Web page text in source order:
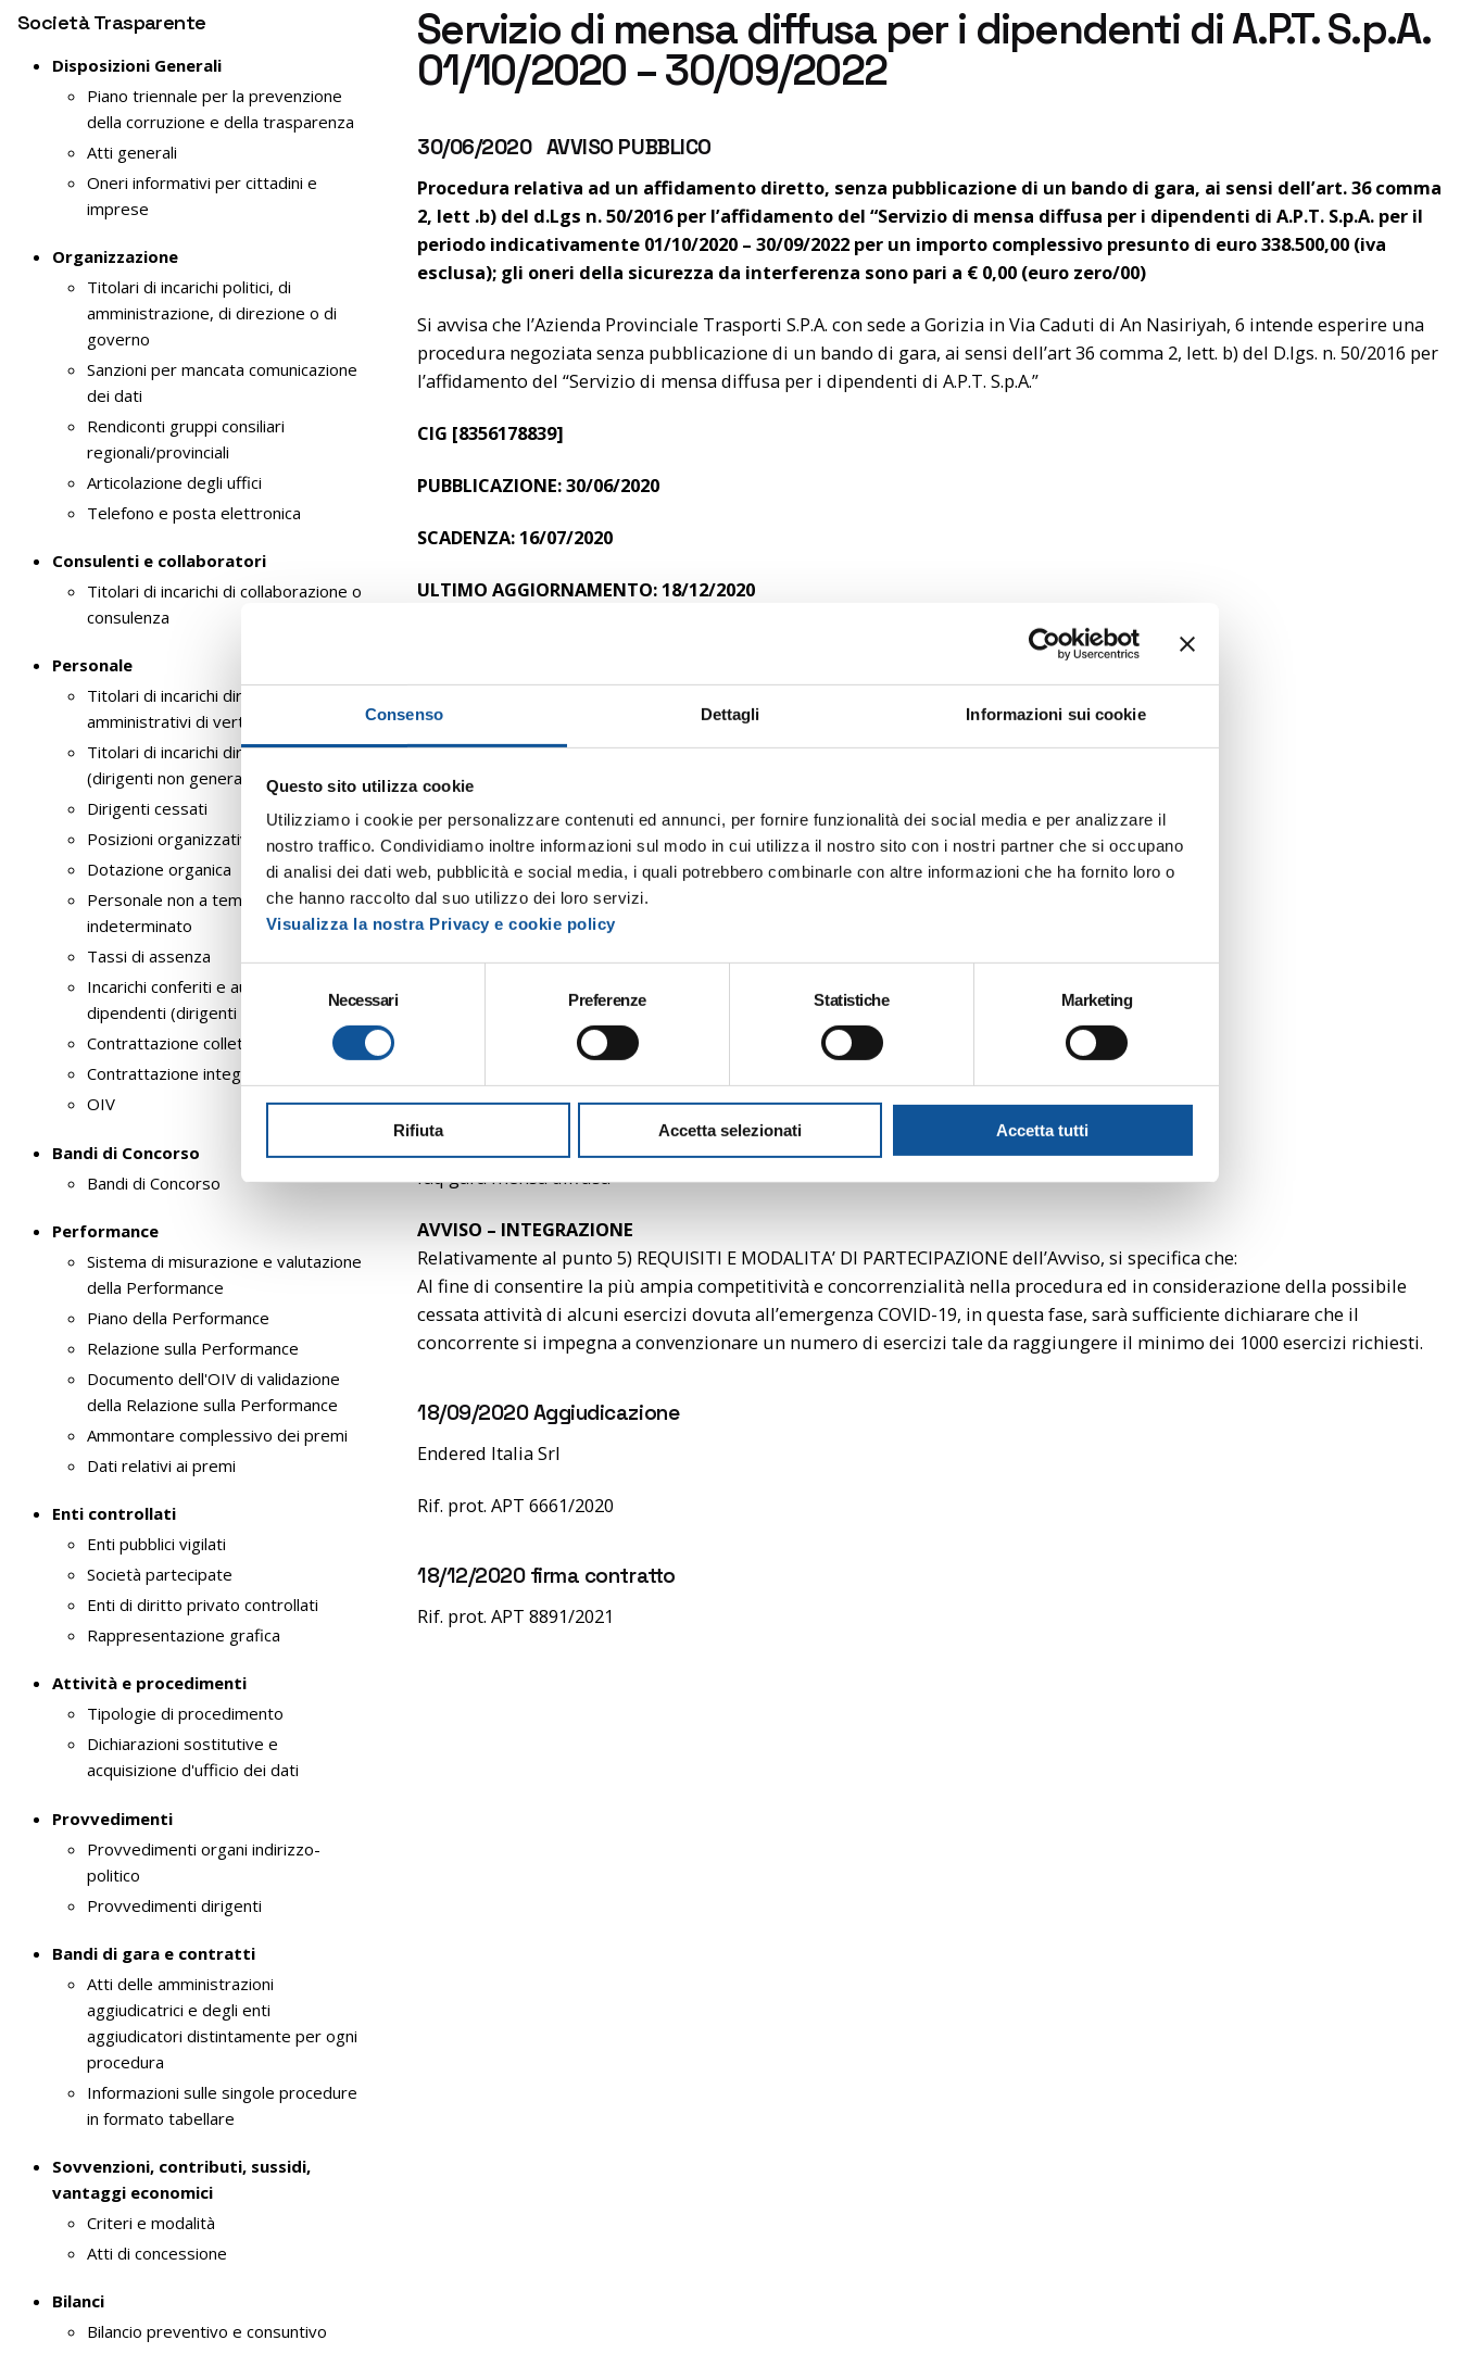
Consenso Dettagli Informazioni sui cookie
Questo sito utilizza cookie
Utilizziamo i cookie per personalizzare contenuti ed annunci, per fornire funzionalità dei social media e per analizzare il
nostro traffico. Condividiamo inoltre informazioni sul modo in cui utilizza il nostro sito con i nostri partner che si occupano
di analisi dei dati web, pubblicità e social media, i quali potrebbero combinarle con altre informazioni che ha fornito loro o
che hanno raccolto dal suo utilizzo dei loro servizi.
Visualizza la nostra Privacy e cookie policy
e
z
e
l
o
e
n
s
Necessari Preferenze Statistiche Marketing
Rifiuta Accetta selezionati Accetta tutti
Società Trasparente
Disposizioni Generali
Piano triennale per la prevenzione
della corruzione e della trasparenza
Atti generali
Oneri informativi per cittadini e
imprese
Organizzazione
Titolari di incarichi politici, di
amministrazione, di direzione o di
governo
Sanzioni per mancata comunicazione
dei dati
Rendiconti gruppi consiliari
regionali/provinciali
Articolazione degli uffici
Telefono e posta elettronica
Consulenti e collaboratori
Titolari di incarichi di collaborazione o
consulenza
Personale
Titolari di incarichi dirigenziali
amministrativi di vertice
Titolari di incarichi dirigenziali
(dirigenti non generali)
Dirigenti cessati
Posizioni organizzative
Dotazione organica
Personale non a tempo
indeterminato
Tassi di assenza
Incarichi conferiti e autorizzati ai
dipendenti (dirigenti e non dirigenti)
Contrattazione collettiva
Contrattazione integrativa
OIV
Bandi di Concorso
Bandi di Concorso
Performance
Sistema di misurazione e valutazione
della Performance
Piano della Performance
Relazione sulla Performance
Documento dell'OIV di validazione
della Relazione sulla Performance
Ammontare complessivo dei premi
Dati relativi ai premi
Enti controllati
Enti pubblici vigilati
Società partecipate
Enti di diritto privato controllati
Rappresentazione grafica
Attività e procedimenti
Tipologie di procedimento
Dichiarazioni sostitutive e
acquisizione d'ufficio dei dati
Provvedimenti
Provvedimenti organi indirizzo-
politico
Provvedimenti dirigenti
Bandi di gara e contratti
Atti delle amministrazioni
aggiudicatrici e degli enti
aggiudicatori distintamente per ogni
procedura
Informazioni sulle singole procedure
in formato tabellare
Sovvenzioni, contributi, sussidi,
vantaggi economici
Criteri e modalità
Atti di concessione
Bilanci
Bilancio preventivo e consuntivo
Servizio di mensa diffusa per i dipendenti di A.P.T. S.p.A.
01/10/2020 – 30/09/2022
30/06/2020 AVVISO PUBBLICO
Procedura relativa ad un affidamento diretto, senza pubblicazione di un bando di gara, ai sensi dell’art. 36 comma
2, lett .b) del d.Lgs n. 50/2016 per l’affidamento del “Servizio di mensa diffusa per i dipendenti di A.P.T. S.p.A. per il
periodo indicativamente 01/10/2020 – 30/09/2022 per un importo complessivo presunto di euro 338.500,00 (iva
esclusa); gli oneri della sicurezza da interferenza sono pari a € 0,00 (euro zero/00)
Si avvisa che l’Azienda Provinciale Trasporti S.P.A. con sede a Gorizia in Via Caduti di An Nasiriyah, 6 intende esperire una
procedura negoziata senza pubblicazione di un bando di gara, ai sensi dell’art 36 comma 2, lett. b) del D.lgs. n. 50/2016 per
l’affidamento del “Servizio di mensa diffusa per i dipendenti di A.P.T. S.p.A.”
CIG [8356178839]
PUBBLICAZIONE: 30/06/2020
SCADENZA: 16/07/2020
ULTIMO AGGIORNAMENTO: 18/12/2020
Buoni Pasto 2020 Avviso Gara – Manifestazione di interesse
Buoni Pasto 2020 Capitolato
ALTRI ALLEGATI
Buoni Pasto 2020 Allegato 1
Buoni Pasto 2020 Allegato 2
Buoni Pasto 2020 informativa privacy
FAQ
faq gara mensa diffusa
AVVISO – INTEGRAZIONE
Relativamente al punto 5) REQUISITI E MODALITA’ DI PARTECIPAZIONE dell’Avviso, si specifica che:
Al fine di consentire la più ampia competitività e concorrenzialità nella procedura ed in considerazione della possibile
cessata attività di alcuni esercizi dovuta all’emergenza COVID-19, in questa fase, sarà sufficiente dichiarare che il
concorrente si impegna a convenzionare un numero di esercizi tale da raggiungere il minimo dei 1000 esercizi richiesti.
18/09/2020 Aggiudicazione
Endered Italia Srl
Rif. prot. APT 6661/2020
18/12/2020 firma contratto
Rif. prot. APT 8891/2021